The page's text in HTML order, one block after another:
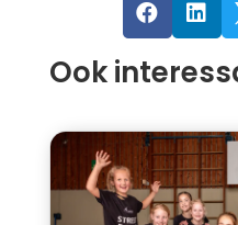
 
Ook